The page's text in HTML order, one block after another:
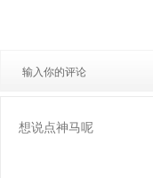
输入你的评论